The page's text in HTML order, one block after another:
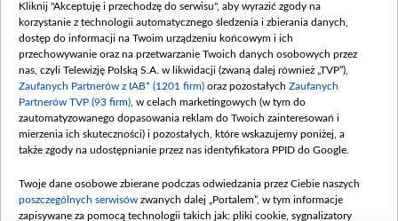
(wpłata wrzesień 100 mln, październik 350
mln, listopad 265 mln)
Dofinansowanie 48 862 000,00 PLN
Data podpisania umowy: GRUDZIEŃ 2025
(wpłata grudzień 60,548 mln)
Dofinansowanie 900 000 000,00 PLN
Data podpisania umowy: LUTY 2026 (wpłata
kwiecień 180 mln, 7 maja 180 mln, 8
czerwca 90 mln)
Kliknij "Akceptuję i przechodzę do serwisu", aby wyrazić zgody na
korzystanie z technologii automatycznego śledzenia i zbierania danych,
dostęp do informacji na Twoim urządzeniu końcowym i ich
przechowywanie oraz na przetwarzanie Twoich danych osobowych przez
nas, czyli Telewizję Polską S.A. w likwidacji (zwaną dalej również „TVP”),
Zaufanych Partnerów z IAB* (1201 firm) oraz pozostałych Zaufanych
Partnerów TVP (93 firm) , w celach marketingowych (w tym do
zautomatyzowanego dopasowania reklam do Twoich zainteresowań i
mierzenia ich skuteczności) i pozostałych, które wskazujemy poniżej, a
także zgody na udostępnianie przez nas identyfikatora PPID do Google.
Twoje dane osobowe zbierane podczas odwiedzania przez Ciebie naszych
poszczególnych serwisów zwanych dalej „Portalem”, w tym informacje
zapisywane za pomocą technologii takich jak: pliki cookie, sygnalizatory